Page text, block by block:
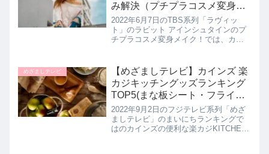
み解決（プチプラコスメ変身メ
イク）6月7日
2022年6月7日のTBS系列「ラヴィッ
ト」のラビット アインシュタインのプ
チプラコスメ変身メイク！では、カリ
ラコスメを使用して安藤美姫さんと南
海キャンディーズのしずちゃん...
めざましテレビ
【めざましテレビ】カインズ 楽
カジキッチングッズランキング
TOP5(まな板シート・フライパ
ンホイルなど)まいにちランキン
グ｜9月2日
2022年9月2日のフジテレビ系列「めざ
ましテレビ」のまいにちランキングで
はのカインズの便利な楽カジKITCHEN